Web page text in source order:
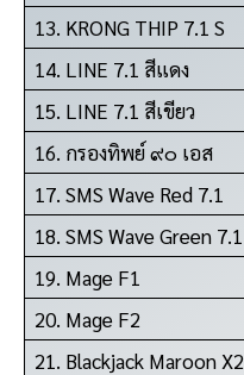
13. KRONG THIP 7.1 S
14. LINE 7.1 สีแดง
15. LINE 7.1 สีเขียว
16. กรองทิพย์ ๙๐ เอส
17. SMS Wave Red 7.1
18. SMS Wave Green 7.1
19. Mage F1
20. Mage F2
21. Blackjack Maroon X2